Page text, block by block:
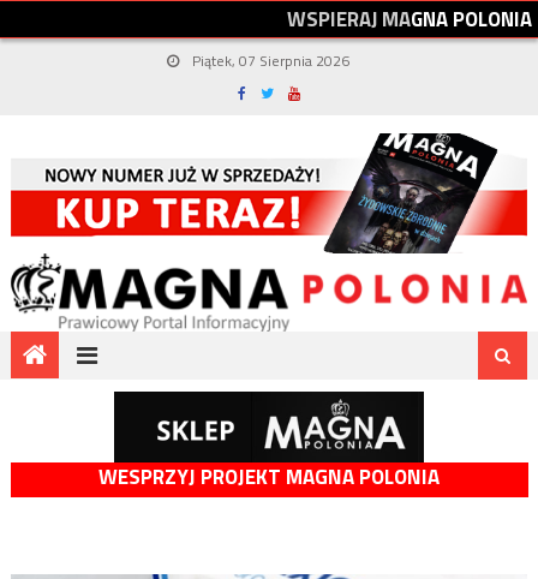
WSPIERAJMAGNAPOLONIA
Piątek, 07 Sierpnia 2026
WESPRZYJ PROJEKT MAGNA POLONIA